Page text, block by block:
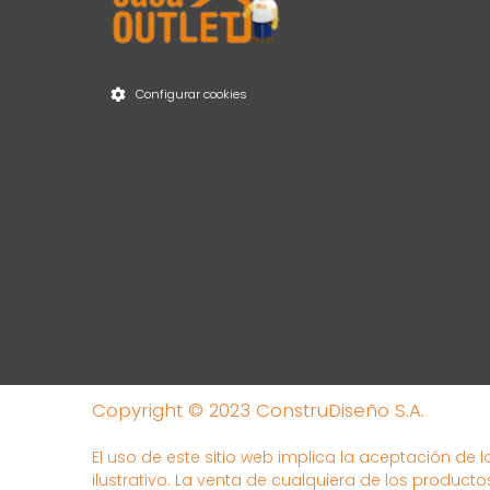
Configurar cookies
Copyright © 2023 ConstruDiseño S.A.
El uso de este sitio web implica la aceptación de
ilustrativo. La venta de cualquiera de los